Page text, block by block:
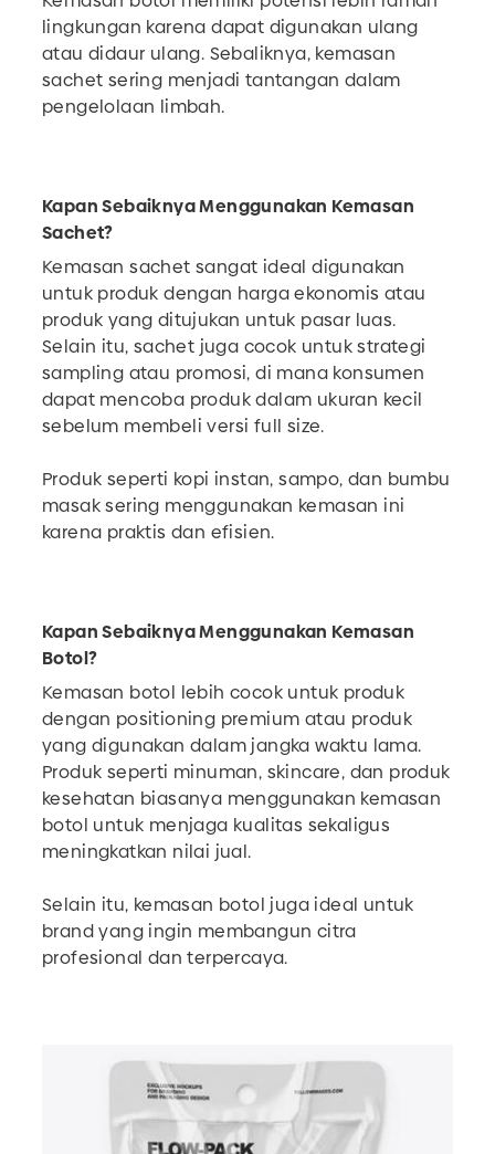
lingkungan karena dapat digunakan ulang
atau didaur ulang. Sebaliknya, kemasan
sachet sering menjadi tantangan dalam
pengelolaan limbah.
Kapan Sebaiknya Menggunakan Kemasan
Sachet?
Kemasan sachet sangat ideal digunakan
untuk produk dengan harga ekonomis atau
produk yang ditujukan untuk pasar luas.
Selain itu, sachet juga cocok untuk strategi
sampling atau promosi, di mana konsumen
dapat mencoba produk dalam ukuran kecil
sebelum membeli versi full size.
Produk seperti kopi instan, sampo, dan bumbu
masak sering menggunakan kemasan ini
karena praktis dan efisien.
Kapan Sebaiknya Menggunakan Kemasan
Botol?
Kemasan botol lebih cocok untuk produk
dengan positioning premium atau produk
yang digunakan dalam jangka waktu lama.
Produk seperti minuman, skincare, dan produk
kesehatan biasanya menggunakan kemasan
botol untuk menjaga kualitas sekaligus
meningkatkan nilai jual.
Selain itu, kemasan botol juga ideal untuk
brand yang ingin membangun citra
profesional dan terpercaya.